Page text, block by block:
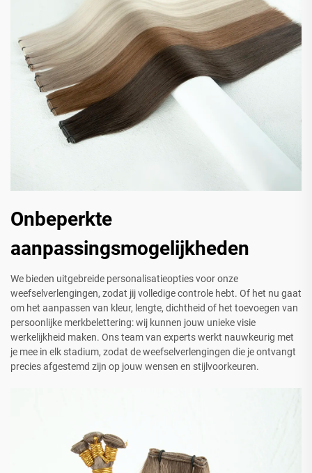
Onbeperkte
aanpassingsmogelijkheden
We bieden uitgebreide personalisatieopties voor onze
weefselverlengingen, zodat jij volledige controle hebt. Of het nu gaat
om het aanpassen van kleur, lengte, dichtheid of het toevoegen van
persoonlijke merkbelettering: wij kunnen jouw unieke visie
werkelijkheid maken. Ons team van experts werkt nauwkeurig met
je mee in elk stadium, zodat de weefselverlengingen die je ontvangt
precies afgestemd zijn op jouw wensen en stijlvoorkeuren.